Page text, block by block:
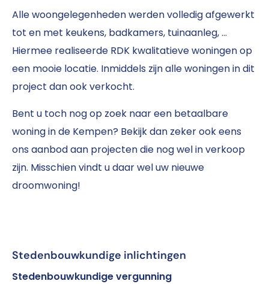
Alle woongelegenheden werden volledig afgewerkt
tot en met keukens, badkamers, tuinaanleg, …
Hiermee realiseerde RDK kwalitatieve woningen op
een mooie locatie. Inmiddels zijn alle woningen in dit
project dan ook verkocht.
Bent u toch nog op zoek naar een betaalbare
woning in de Kempen? Bekijk dan zeker ook eens
ons aanbod aan projecten die nog wel in verkoop
zijn. Misschien vindt u daar wel uw nieuwe
droomwoning!
Stedenbouwkundige inlichtingen
Stedenbouwkundige vergunning